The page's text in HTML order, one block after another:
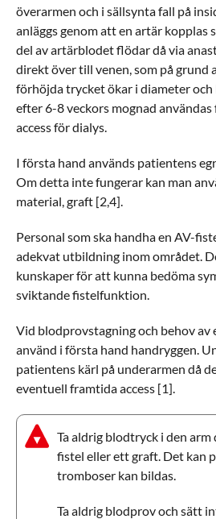
överarmen och i sällsynta fall på
anläggs genom att en artär kopplas
del av artärblodet flödar då via
direkt över till venen, som på grund
förhöjda trycket ökar i diameter och
efter 6-8 veckors mognad
access för dialys.
I första hand används patientens
Om detta inte fungerar kan man
material, graft [2,4].
Personal som ska handha en AV-
adekvat utbildning inom området.
kunskaper för att kunna bedöma
sviktande fistelfunktion.
Vid blodprovstagning och behov av
använd i första hand handryggen.
patientens kärl på underarmen då
eventuell framtida access [1].
Ta aldrig blodtryck i den arm
fistel eller ett graft. Det kan
tromboser kan bildas.
Ta aldrig blodprov och sätt